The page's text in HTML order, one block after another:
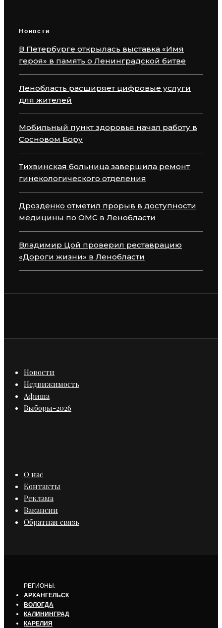
Новости
В Петербурге открылась выставка «Имя
героя» в память о Ленинградской битве
Ленобласть расширяет цифровые услуги
для жителей
Мобильный пункт здоровья начал работу в
Сосновом Бору
Тихвинская больница завершила ремонт
гинекологического отделения
Дрозденко отметил прорыв в доступности
медицины по ОМС в Ленобласти
Владимир Цой проверил реставрацию
«Дороги жизни» в Ленобласти
Новости
Недвижимость
Афиша
Выборы-2026
О нас
Контакты
Реклама
Вакансии
Обратная связь
РЕГИОНЫ:
АРХАНГЕЛЬСК
ВОЛОГДА
КАЛИНИНГРАД
КАРЕЛИЯ